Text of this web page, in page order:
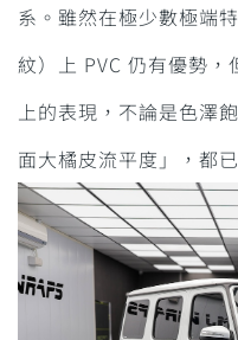
系。雖然在極少數極端
紋）上 PVC 仍有優勢
上的表現，不論是色澤
面大橘皮流平度」，都